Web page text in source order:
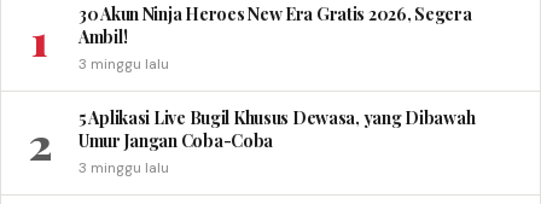
1
30 Akun Ninja Heroes New Era Gratis 2026, Segera
Ambil!
3 minggu lalu
2
5 Aplikasi Live Bugil Khusus Dewasa, yang Dibawah
Umur Jangan Coba-Coba
3 minggu lalu